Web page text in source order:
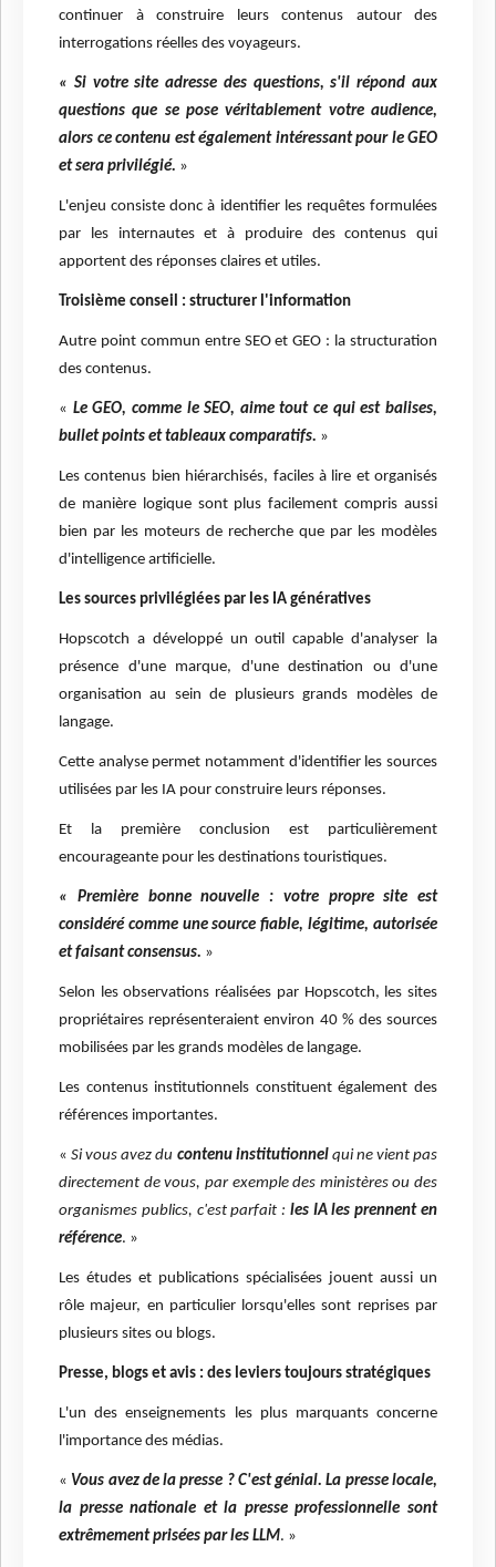
continuer à construire leurs contenus autour des
interrogations réelles des voyageurs.
« Si votre site adresse des questions, s'il répond aux
questions que se pose véritablement votre audience,
alors ce contenu est également intéressant pour le GEO
et sera privilégié. »
L'enjeu consiste donc à identifier les requêtes formulées
par les internautes et à produire des contenus qui
apportent des réponses claires et utiles.
Troisième conseil : structurer l'information
Autre point commun entre SEO et GEO : la structuration
des contenus.
« Le GEO, comme le SEO, aime tout ce qui est balises,
bullet points et tableaux comparatifs. »
Les contenus bien hiérarchisés, faciles à lire et organisés
de manière logique sont plus facilement compris aussi
bien par les moteurs de recherche que par les modèles
d'intelligence artificielle.
Les sources privilégiées par les IA génératives
Hopscotch a développé un outil capable d'analyser la
présence d'une marque, d'une destination ou d'une
organisation au sein de plusieurs grands modèles de
langage.
Cette analyse permet notamment d'identifier les sources
utilisées par les IA pour construire leurs réponses.
Et la première conclusion est particulièrement
encourageante pour les destinations touristiques.
« Première bonne nouvelle : votre propre site est
considéré comme une source fiable, légitime, autorisée
et faisant consensus. »
Selon les observations réalisées par Hopscotch, les sites
propriétaires représenteraient environ 40 % des sources
mobilisées par les grands modèles de langage.
Les contenus institutionnels constituent également des
références importantes.
«Si vous avez du contenu institutionnelqui ne vient pas
directement de vous, par exemple des ministères ou des
organismes publics, c'est parfait : les IA les prennent en
référence. »
Les études et publications spécialisées jouent aussi un
rôle majeur, en particulier lorsqu'elles sont reprises par
plusieurs sites ou blogs.
Presse, blogs et avis : des leviers toujours stratégiques
L'un des enseignements les plus marquants concerne
l'importance des médias.
« Vous avez de la presse ? C'est génial. La presse locale,
la presse nationale et la presse professionnelle sont
extrêmement prisées par les LLM. »